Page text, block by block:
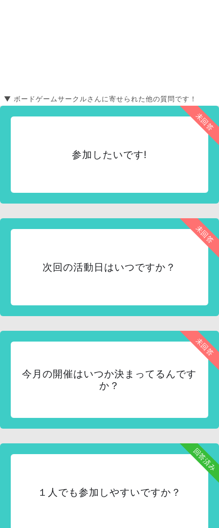
▼ ボードゲームサークルさんに寄せられた他の質問です！
未回答
参加したいです!
未回答
次回の活動日はいつですか？
未回答
今月の開催はいつか決まってるんです
か？
回答済み
１人でも参加しやすいですか？